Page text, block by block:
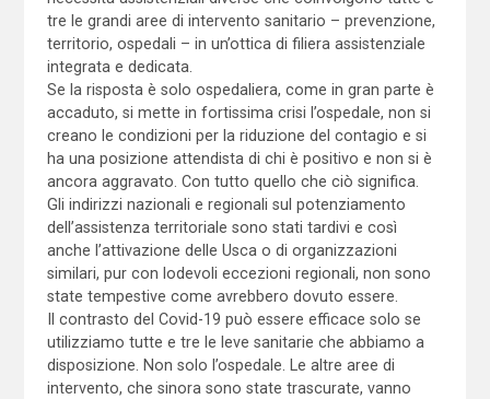
tre le grandi aree di intervento sanitario – prevenzione,
territorio, ospedali – in un’ottica di filiera assistenziale
integrata e dedicata.
Se la risposta è solo ospedaliera, come in gran parte è
accaduto, si mette in fortissima crisi l’ospedale, non si
creano le condizioni per la riduzione del contagio e si
ha una posizione attendista di chi è positivo e non si è
ancora aggravato. Con tutto quello che ciò significa.
Gli indirizzi nazionali e regionali sul potenziamento
dell’assistenza territoriale sono stati tardivi e così
anche l’attivazione delle Usca o di organizzazioni
similari, pur con lodevoli eccezioni regionali, non sono
state tempestive come avrebbero dovuto essere.
Il contrasto del Covid-19 può essere efficace solo se
utilizziamo tutte e tre le leve sanitarie che abbiamo a
disposizione. Non solo l’ospedale. Le altre aree di
intervento, che sinora sono state trascurate, vanno